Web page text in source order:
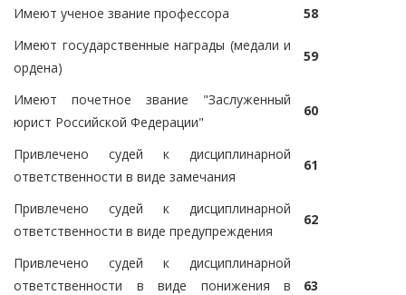
Имеют ученое звание профессора
58
Имеют государственные награды (медали и
ордена)
59
Имеют почетное звание "Заслуженный
юрист Российской Федерации"
60
Привлечено судей к дисциплинарной
ответственности в виде замечания
61
Привлечено судей к дисциплинарной
ответственности в виде предупреждения
62
Привлечено судей к дисциплинарной
ответственности в виде понижения в
63